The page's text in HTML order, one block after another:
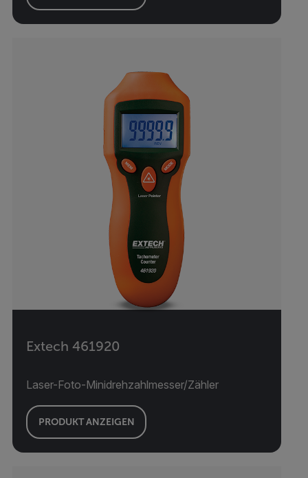
Extech 461920
Laser-Foto-Minidrehzahlmesser/Zähler
PRODUKT ANZEIGEN